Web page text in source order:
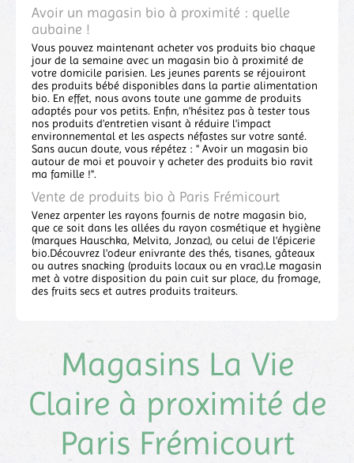
Avoir un magasin bio à proximité : quelle
aubaine !
Vous pouvez maintenant acheter vos produits bio chaque
jour de la semaine avec un magasin bio à proximité de
votre domicile parisien. Les jeunes parents se réjouiront
des produits bébé disponibles dans la partie alimentation
bio. En effet, nous avons toute une gamme de produits
adaptés pour vos petits. Enfin, n'hésitez pas à tester tous
nos produits d'entretien visant à réduire l'impact
environnemental et les aspects néfastes sur votre santé.
Sans aucun doute, vous répétez : " Avoir un magasin bio
autour de moi et pouvoir y acheter des produits bio ravit
ma famille !".
Vente de produits bio à Paris Frémicourt
Venez arpenter les rayons fournis de notre magasin bio,
que ce soit dans les allées du rayon cosmétique et hygiène
(marques Hauschka, Melvita, Jonzac), ou celui de l'épicerie
bio.Découvrez l'odeur enivrante des thés, tisanes, gâteaux
ou autres snacking (produits locaux ou en vrac).Le magasin
met à votre disposition du pain cuit sur place, du fromage,
des fruits secs et autres produits traiteurs.
Magasins La Vie
Claire à proximité de
Paris Frémicourt